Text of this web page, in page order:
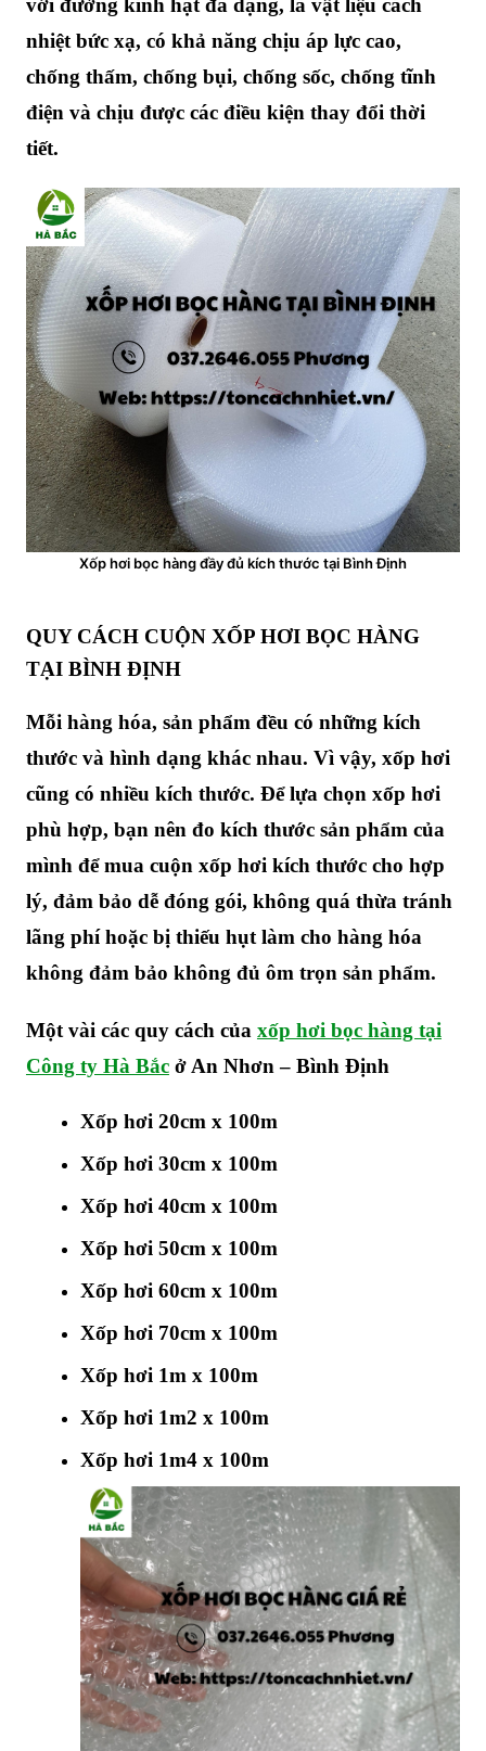
với đường kính hạt đa dạng, là vật liệu cách
nhiệt bức xạ, có khả năng chịu áp lực cao,
chống thấm, chống bụi, chống sốc, chống tĩnh
điện và chịu được các điều kiện thay đổi thời
tiết.
Xốp hơi bọc hàng đầy đủ kích thước tại Bình Định
QUY CÁCH CUỘN XỐP HƠI BỌC HÀNG
TẠI BÌNH ĐỊNH
Mỗi hàng hóa, sản phẩm đều có những kích
thước và hình dạng khác nhau. Vì vậy, xốp hơi
cũng có nhiều kích thước. Để lựa chọn xốp hơi
phù hợp, bạn nên đo kích thước sản phẩm của
mình để mua cuộn xốp hơi kích thước cho hợp
lý, đảm bảo dễ đóng gói, không quá thừa tránh
lãng phí hoặc bị thiếu hụt làm cho hàng hóa
không đảm bảo không đủ ôm trọn sản phẩm.
Một vài các quy cách của xốp hơi bọc hàng tại
Công ty Hà Bắcở An Nhơn – Bình Định
Xốp hơi 20cm x 100m
Xốp hơi 30cm x 100m
Xốp hơi 40cm x 100m
Xốp hơi 50cm x 100m
Xốp hơi 60cm x 100m
Xốp hơi 70cm x 100m
Xốp hơi 1m x 100m
Xốp hơi 1m2 x 100m
Xốp hơi 1m4 x 100m